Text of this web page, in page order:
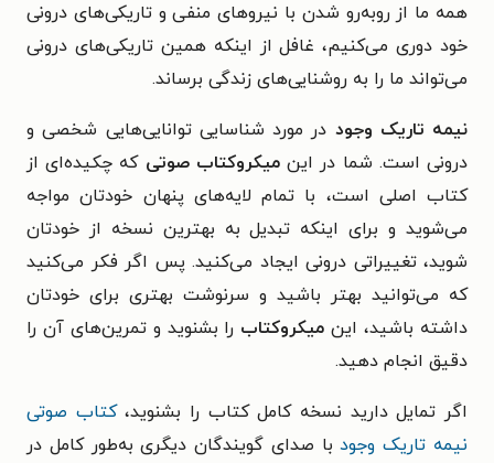
همه ما از روبه‌رو شدن با نیروهای منفی و تاریکی‌های درونی
خود دوری می‌کنیم، غافل از اینکه همین تاریکی‌های درونی
می‌تواند ما را به روشنایی‌های زندگی برساند.
نیمه تاریک وجود در مورد شناسایی توانایی‌هایی شخصی و
درونی است. شما در اینمیکروکتاب صوتیکه چکیده‌ای از
کتاب اصلی است، با تمام لایه‌های پنهان خودتان مواجه
می‌شوید و برای اینکه تبدیل به بهترین نسخه از خودتان
شوید، تغییراتی درونی ایجاد می‌کنید. پس اگر فکر می‌کنید
که می‌توانید بهتر باشید و سرنوشت بهتری برای خودتان
داشته باشید، این میکروکتاب را بشنوید و تمرین‌های آن را
دقیق انجام دهید.
اگر تمایل دارید نسخه کامل کتاب را بشنوید،کتاب صوتی
نیمه تاریک وجودبا صدای گویندگان دیگری به‌طور کامل در